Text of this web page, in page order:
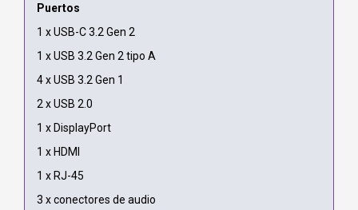
Puertos
1 x USB-C 3.2 Gen 2
1 x USB 3.2 Gen 2 tipo A
4 x USB 3.2 Gen 1
2 x USB 2.0
1 x DisplayPort
1 x HDMI
1 x RJ-45
3 x conectores de audio